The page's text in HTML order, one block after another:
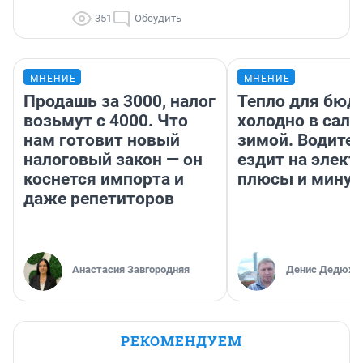
351 Обсудить
МНЕНИЕ
Продашь за 3000, налог
возьмут с 4000. Что
нам готовит новый
налоговый закон — он
коснется импорта и
даже репетиторов
Анастасия Завгородняя
МНЕНИЕ
Тепло для
холодно в
зимой.
ездит на
плюсы и
Денис
РЕКОМЕНДУЕМ